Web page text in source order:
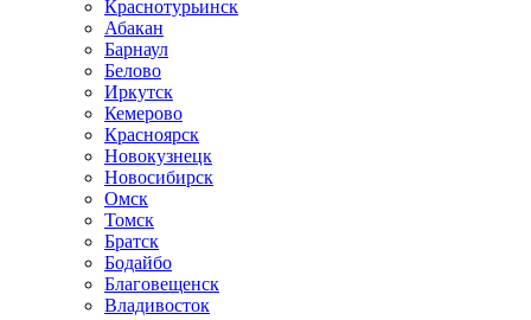
Краснотурьинск
Абакан
Барнаул
Белово
Иркутск
Кемерово
Красноярск
Новокузнецк
Новосибирск
Омск
Томск
Братск
Бодайбо
Благовещенск
Владивосток